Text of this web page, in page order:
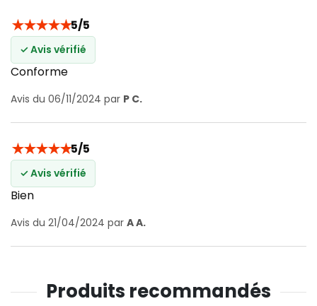
★★★★★5/5
✓ Avis vérifié
Conforme
Avis du 06/11/2024 par P C.
★★★★★5/5
✓ Avis vérifié
Bien
Avis du 21/04/2024 par A A.
Produits recommandés